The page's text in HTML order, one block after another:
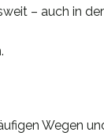
– auch in
Wegen